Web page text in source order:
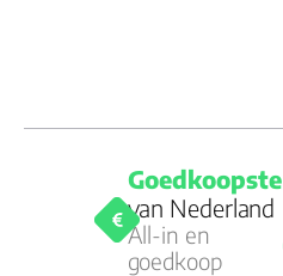
Goedkoopste
van Nederland
All-in en
goedkoop